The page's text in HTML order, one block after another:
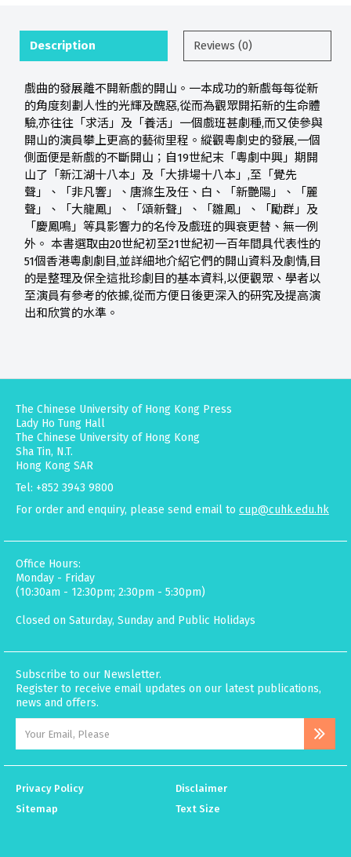
Description Reviews (0)
戲曲的發展離不開新戲的開山。一本成功的新戲每每從新
的角度刻劃人性的光輝及醜惡,從而為觀眾開拓新的生命體
驗,亦往往「求活」及「養活」一個戲班甚劇種,而又使參與
開山的演員攀上更高的藝術里程。縱觀粵劇史的發展,一個
側面便是新戲的不斷開山；自19世紀末「粵劇中興」期開
山了「新江湖十八本」及「大排場十八本」,至「覺先
聲」、「非凡響」、唐滌生及任、白、「新艷陽」、「麗
聲」、「大龍鳳」、「頌新聲」、「雛鳳」、「勵群」及
「慶鳳鳴」等具影響力的名伶及戲班的興衰更替、無一例
外。 本書選取由20世紀初至21世紀初一百年間具代表性的
51個香港粵劇劇目,並詳細地介紹它們的開山資料及劇情,目
的是整理及保全這批珍劇目的基本資料,以便觀眾、學者以
至演員有參考的依據,從而方便日後更深入的研究及提高演
出和欣賞的水準。
The Chinese University of Hong Kong Press
Lady Ho Tung Hall
The Chinese University of Hong Kong
Sha Tin, N.T.
Hong Kong SAR
Tel: +852 3943 9800
For order and enquiry, please send email to cup@cuhk.edu.hk
Office Hours:
Monday - Friday
(10:30am - 12:30pm; 2:30pm - 5:30pm)
Closed on Saturday, Sunday and Public Holidays
Subscribe to our Newsletter.
Register to receive email updates on our latest publications,
news and offers.
Privacy Policy
Disclaimer
Sitemap
Text Size